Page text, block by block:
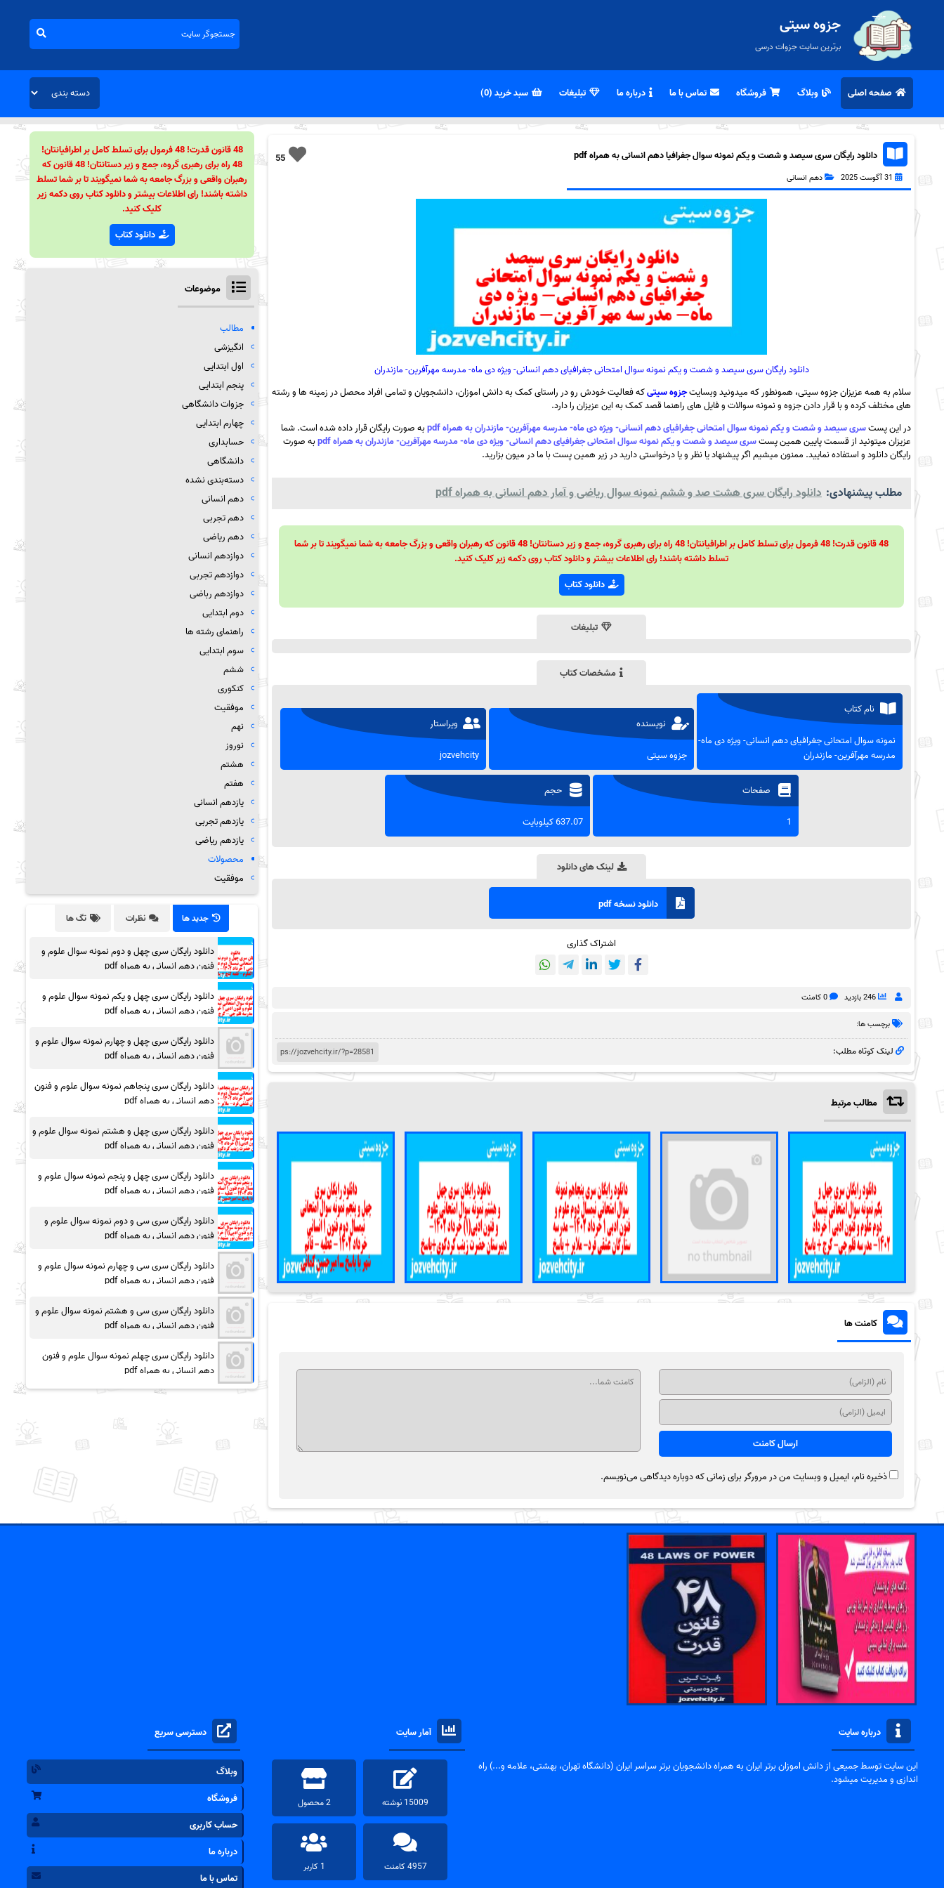
جزوه سیتی
برترین سایت جزوات درسی
صفحه اصلی وبلاگ فروشگاه تماس با ما درباره ما تبلیغات سبد خرید (0)
55 دانلود رایگان سری سیصد و شصت و یکم نمونه سوال جفرافیا دهم انسانی به همراه pdf
31 آگوست 2025 دهم انسانی
دانلود رایگان سری سیصد و شصت و یکم نمونه سوال امتحانی جغرافیای دهم انسانی- ویژه دی ماه- مدرسه مهرآفرین- مازندران
سلام به همه عزیزان جزوه سیتی، همونطور که میدونید وبسایتجزوه سیتیکه فعالیت خودش رو در راستای کمک به دانش اموزان، دانشجویان و تمامی افراد محصل در زمینه ها و رشته
های مختلف کرده و با قرار دادن جزوه و نمونه سوالات و فایل های راهنما قصد کمک به این عزیزان را دارد.
در این پستسری سیصد و شصت و یکم نمونه سوال امتحانی جغرافیای دهم انسانی- ویژه دی ماه- مدرسه مهرآفرین- مازندران به همراه pdf
به صورت رایگان قرار داده شده است. شما
عزیزان میتونید از قسمت پایین همین پستسری سیصد و شصت و یکم نمونه سوال امتحانی جغرافیای دهم انسانی- ویژه دی ماه- مدرسه مهرآفرین- مازندران به همراه pdf
به صورت
رایگان دانلود و استفاده نمایید. ممنون میشیم اگر پیشنهاد یا نظر و یا درخواستی دارید در زیر همین پست با ما در میون بزارید.
مطلب پیشنهادی: دانلود رایگان سری هشت صد و ششم نمونه سوال ریاضی و آمار دهم انسانی به همراه pdf
48 قانون قدرت! 48 فرمول برای تسلط کامل بر اطرافیانتان! 48 راه برای رهبری گروه، جمع و زیر دستانتان! 48 قانون که رهبران واقعی و بزرگ جامعه به شما نمیگویند تا بر شما
تسلط داشته باشند! رای اطلاعات بیشتر و دانلود کتاب روی دکمه زیر کلیک کنید.
دانلود کتاب
تبلیغات
مشخصات کتاب
نام کتاب
نمونه سوال امتحانی جغرافیای دهم انسانی- ویژه دی ماه-
مدرسه مهرآفرین- مازندران
نویسنده
جزوه سیتی
ویراستار
jozvehcity
صفحات
1
حجم
637.07 کیلوبایت
لینک های دانلود
دانلود نسخه pdf
اشتراک گذاری
246 بازدید 0 کامنت
برچسب ها:
لینک کوتاه مطلب:
مطالب مرتبط
کامنت ها
ذخیره نام، ایمیل و وبسایت من در مرورگر برای زمانی که دوباره دیدگاهی می‌نویسم.
48 قانون قدرت! 48 فرمول برای تسلط کامل بر اطرافیانتان!
48 راه برای رهبری گروه، جمع و زیر دستانتان! 48 قانون که
رهبران واقعی و بزرگ جامعه به شما نمیگویند تا بر شما تسلط
داشته باشند! رای اطلاعات بیشتر و دانلود کتاب روی دکمه زیر
کلیک کنید.
دانلود کتاب
موضوعات
مطالب
انگیزشی
اول ابتدایی
پنجم ابتدایی
جزوات دانشگاهی
چهارم ابتدایی
حسابداری
دانشگاهی
دسته‌بندی نشده
دهم انسانی
دهم تجربی
دهم ریاضی
دوازدهم انسانی
دوازدهم تجربی
دوازدهم رباضی
دوم ابتدایی
راهنمای رشته ها
سوم ابتدایی
ششم
کنکوری
موفقیت
نهم
نوروز
هشتم
هفتم
یازدهم انسانی
یازدهم تجربی
یازدهم ریاضی
محصولات
موفقیت
جدید ها نظرات تگ ها
دانلود رایگان سری چهل و دوم نمونه سوال علوم و
فنون دهم انسانی به همراه pdf
دانلود رایگان سری چهل و یکم نمونه سوال علوم و
فنون دهم انسانی به همراه pdf
دانلود رایگان سری چهل و چهارم نمونه سوال علوم و
فنون دهم انسانی به همراه pdf
دانلود رایگان سری پنجاهم نمونه سوال علوم و فنون
دهم انسانی به همراه pdf
دانلود رایگان سری چهل و هشتم نمونه سوال علوم و
فنون دهم انسانی به همراه pdf
دانلود رایگان سری چهل و پنجم نمونه سوال علوم و
فنون دهم انسانی به همراه pdf
دانلود رایگان سری سی و دوم نمونه سوال علوم و
فنون دهم انسانی به همراه pdf
دانلود رایگان سری سی و چهارم نمونه سوال علوم و
فنون دهم انسانی به همراه pdf
دانلود رایگان سری سی و هشتم نمونه سوال علوم و
فنون دهم انسانی به همراه pdf
دانلود رایگان سری چهلم نمونه سوال علوم و فنون
دهم انسانی به همراه pdf
درباره سایت
این سایت توسط جمیعی از دانش اموزان برتر ایران به همراه دانشجویان برتر سراسر ایران (دانشگاه تهران، بهشتی، علامه و...) راه
اندازی و مدیریت میشود.
آمار سایت
15009 نوشته 2 محصول
4957 کامنت 1 کاربر
دسترسی سریع
وبلاگ
فروشگاه
حساب کاربری
درباره ما
تماس با ما